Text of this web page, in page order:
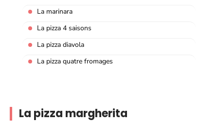
La marinara
La pizza 4 saisons
La pizza diavola
La pizza quatre fromages
La pizza margherita